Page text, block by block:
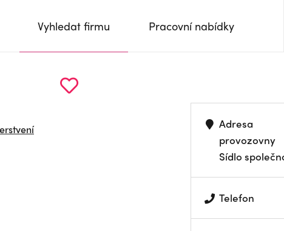
Vyhledat firmu Pracovní nabídky
Adresa
provozovny
Sídlo
Telefon